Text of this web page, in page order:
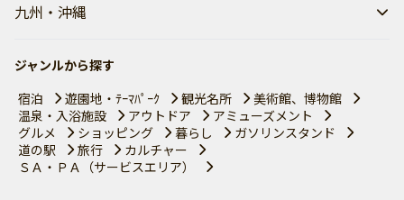
九州・沖縄
ジャンルから探す
宿泊
遊園地・ﾃｰﾏﾊﾟｰｸ 観光名所
美術館、博物館
温泉・入浴施設
アウトドア
アミューズメント
グルメ
ショッピング 暮らし
ガソリンスタンド
道の駅
旅行
カルチャー
ＳＡ・ＰＡ（サービスエリア）